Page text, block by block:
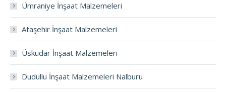
Ümraniye İnşaat Malzemeleri
Ataşehir İnşaat Malzemeleri
Üsküdar İnşaat Malzemeleri
Dudullu İnşaat Malzemeleri Nalburu